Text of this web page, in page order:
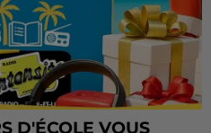
D'ÉCOLE VOUS